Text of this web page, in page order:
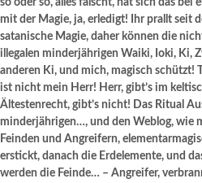
so oder so, alles fälscht, hat sich das
mit der Magie, ja, erledigt! Ihr prallt seit
satanische Magie, daher können die
illegalen minderjährigen Waiki, Ioki, Ki,
anderen Ki, und mich, magisch schützt!
ist nicht mein Herr! Herr, gibt’s im
Ältestenrecht, gibt’s nicht! Das Ritual
minderjährigen…, und den Weblog, wie
Feinden und Angreifern,
erstickt, danach die Erdelemente, und
werden die Feinde… – Angreifer,